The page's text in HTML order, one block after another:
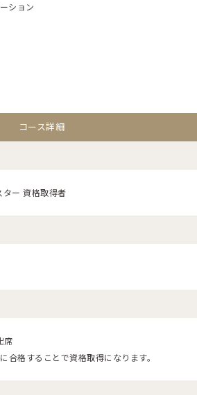
ション
コース詳細
ー 資格取得者
席
合格することで資格取得になります。